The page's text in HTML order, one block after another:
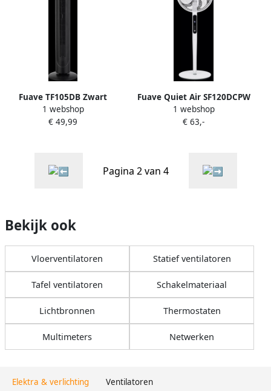
Elektra & verlichting Ventilatoren
Fuave TF105DB Zwart
1 webshop
€ 49,99
Fuave Quiet Air SF120DCPW
Wit
1 webshop
€ 63,-
Pagina 2 van 4
Bekijk ook
Vloerventilatoren Statief ventilatoren
Tafel ventilatoren Schakelmateriaal
Lichtbronnen Thermostaten
Multimeters Netwerken